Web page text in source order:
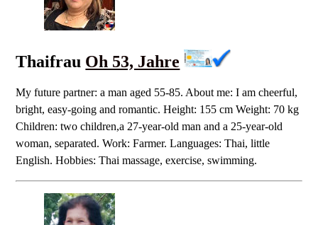
Thaifrau Oh 53, Jahre
My future partner: a man aged 55-85. About me: I am cheerful,
bright, easy-going and romantic. Height: 155 cm Weight: 70 kg
Children: two children,a 27-year-old man and a 25-year-old
woman, separated. Work: Farmer. Languages: Thai, little
English. Hobbies: Thai massage, exercise, swimming.